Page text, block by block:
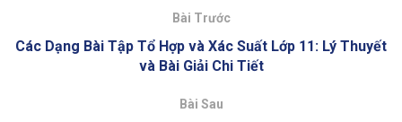
Bài Trước
Các Dạng Bài Tập Tổ Hợp và Xác Suất Lớp 11: Lý Thuyết
và Bài Giải Chi Tiết
Bài Sau